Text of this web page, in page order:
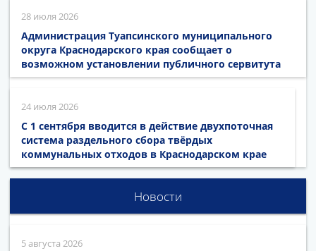
28 июля 2026
Администрация Туапсинского муниципального
округа Краснодарского края сообщает о
возможном установлении публичного сервитута
24 июля 2026
С 1 сентября вводится в действие двухпоточная
система раздельного сбора твёрдых
коммунальных отходов в Краснодарском крае
Новости
5 августа 2026